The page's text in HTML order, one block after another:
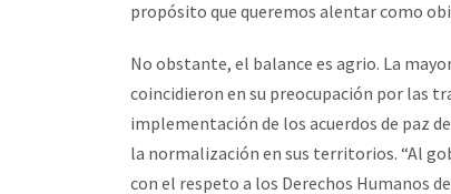
propósito que queremos alentar como
No obstante, el balance es agrio. La
coincidieron en su preocupación por las
implementación de los acuerdos de paz
la normalización en sus territorios. “Al
con el respeto a los Derechos Humanos